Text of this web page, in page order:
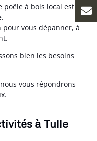
poêle à bois local est
pour vous dépanner, à
bien les besoins
vous répondrons
à Tulle